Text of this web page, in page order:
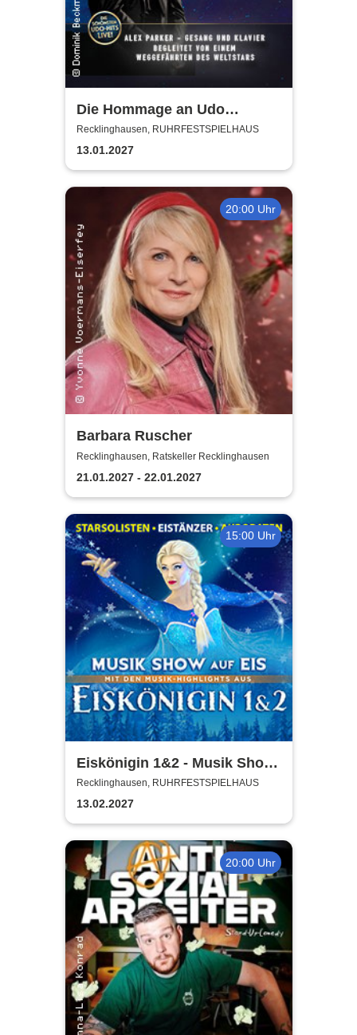
Die Hommage an Udo
Jürgens - Das Konzert mit
Alex Parker
Recklinghausen, RUHRFESTSPIELHAUS
13.01.2027
20:00 Uhr
Barbara Ruscher
Recklinghausen, Ratskeller Recklinghausen
21.01.2027 - 22.01.2027
15:00 Uhr
Eiskönigin 1&2 - Musik Show
auf Eis
Recklinghausen, RUHRFESTSPIELHAUS
13.02.2027
20:00 Uhr